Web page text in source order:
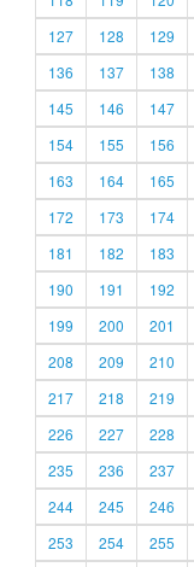
127
128 129
136
137 138
145
146 147
154
155 156
163
164 165
172
173 174
181
182 183
190
191 192
199
200 201
208
209 210
217
218 219
226
227 228
235
236 237
244
245 246
253
254 255